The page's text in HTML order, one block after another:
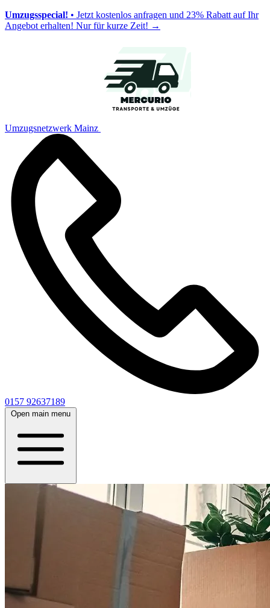
Umzugsspecial! • Jetzt kostenlos anfragen und 23% Rabatt auf Ihr
Angebot erhalten! Nur für kurze Zeit! →
Umzugsnetzwerk Mainz
0157 92637189
Open main menu